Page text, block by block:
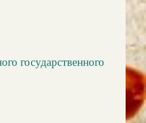
государственного